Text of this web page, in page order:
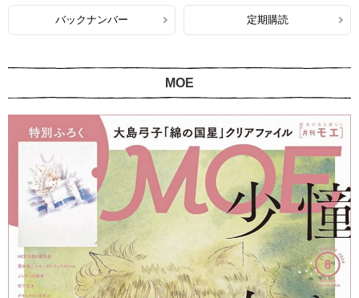
バックナンバー 定期購読
MOE